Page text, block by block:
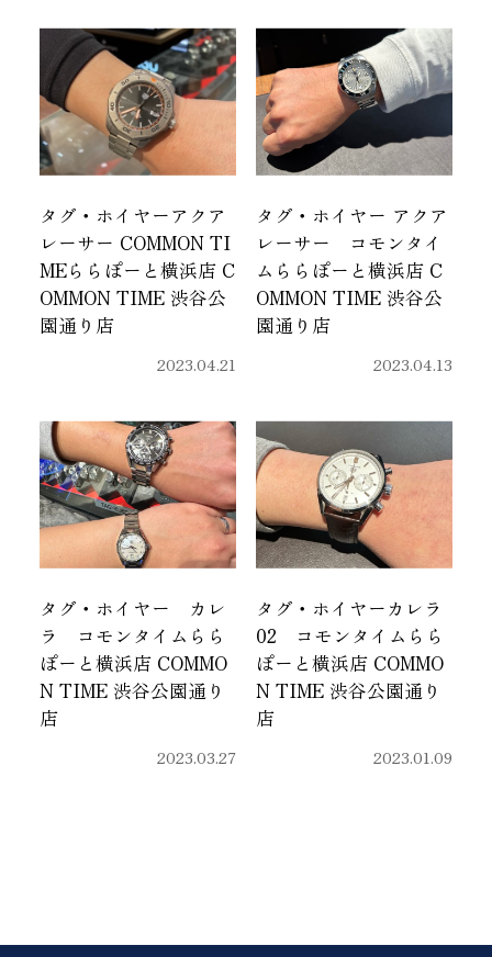
タグ・ホイヤーアクア
レーサー COMMON TI
MEららぽーと横浜店 C
OMMON TIME 渋谷公
園通り店
2023.04.21
タグ・ホイヤー アクア
レーサー コモンタイ
ムららぽーと横浜店 C
OMMON TIME 渋谷公
園通り店
2023.04.13
タグ・ホイヤー カレ
ラ コモンタイムらら
ぽーと横浜店 COMMO
N TIME 渋谷公園通り
店
2023.03.27
タグ・ホイヤーカレラ
02 コモンタイムらら
ぽーと横浜店 COMMO
N TIME 渋谷公園通り
店
2023.01.09